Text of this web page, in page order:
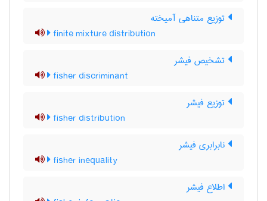
توزیع متناهی آمیخته
finite mixture distribution
تشخیص فیشر
fisher discriminant
توزیع فیشر
fisher distribution
نابرابری فیشر
fisher inequality
اطلاع فیشر